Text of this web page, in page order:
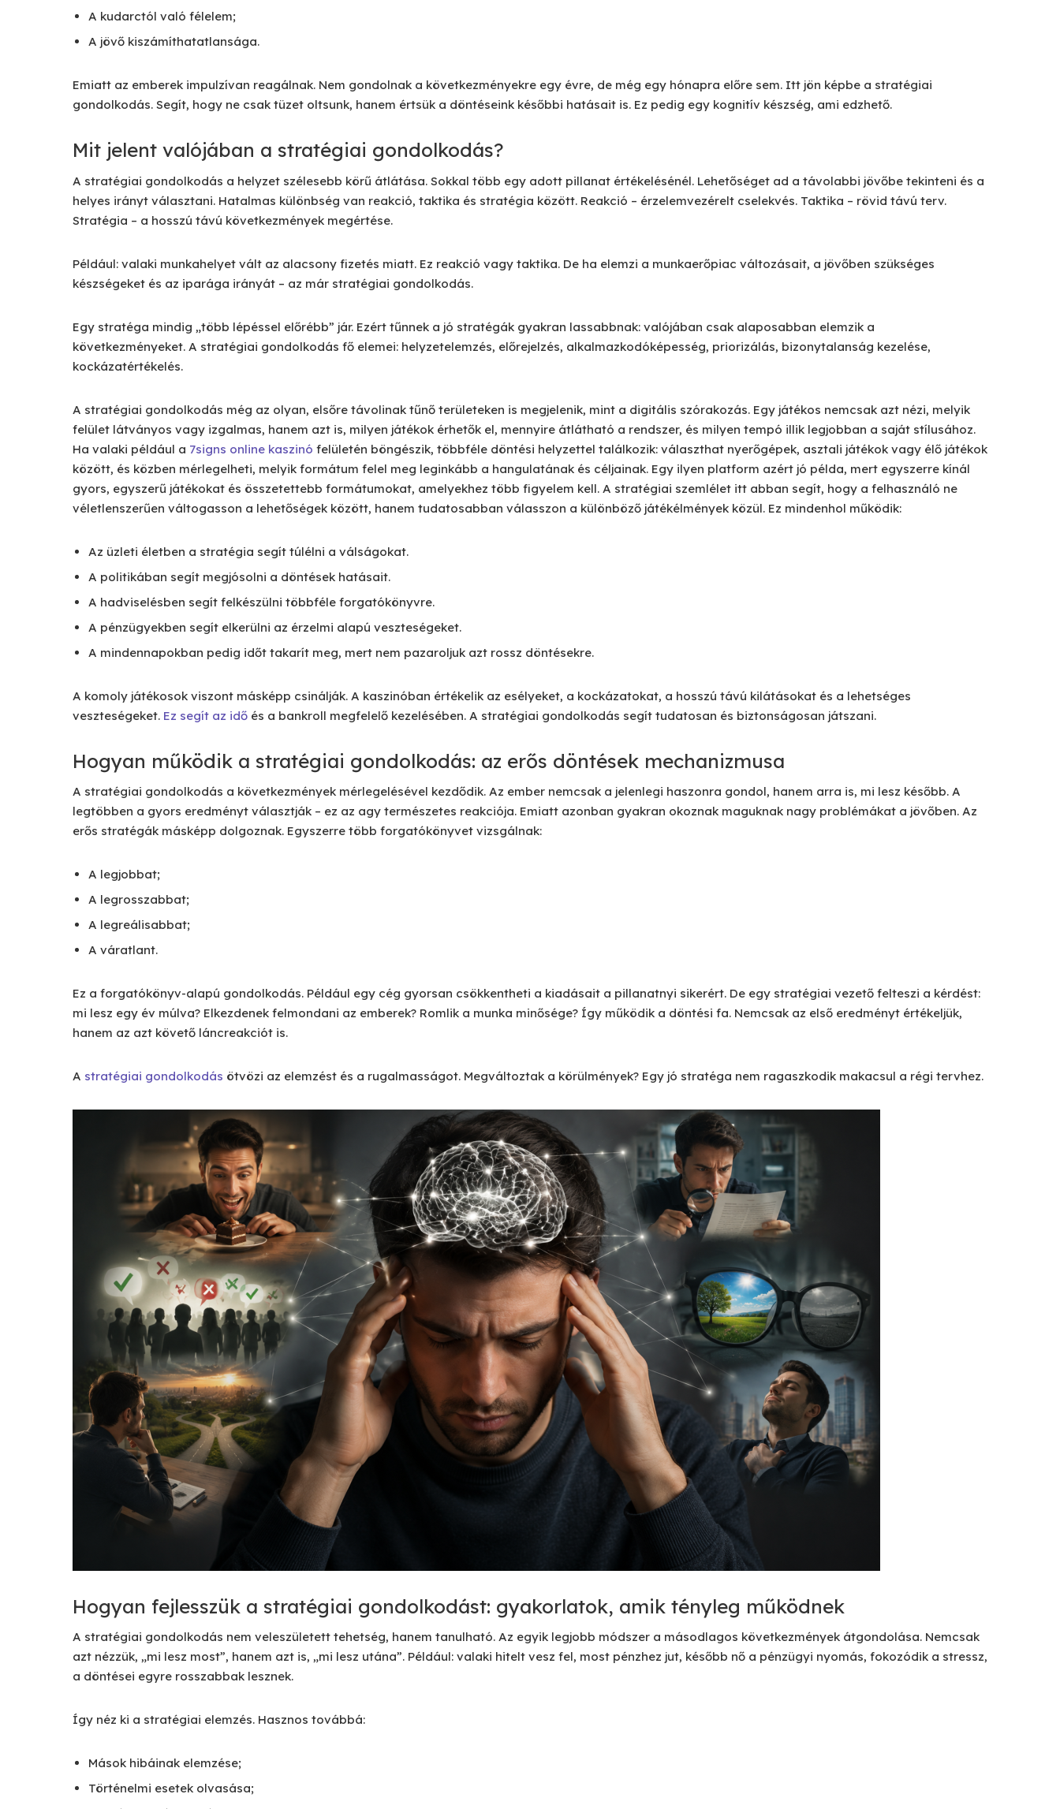
A kudarctól való félelem;
A jövő kiszámíthatatlansága.
Emiatt az emberek impulzívan reagálnak. Nem gondolnak a következményekre egy évre, de még egy hónapra előre sem. Itt jön képbe a stratégiai
gondolkodás. Segít, hogy ne csak tüzet oltsunk, hanem értsük a döntéseink későbbi hatásait is. Ez pedig egy kognitív készség, ami edzhető.
Mit jelent valójában a stratégiai gondolkodás?
A stratégiai gondolkodás a helyzet szélesebb körű átlátása. Sokkal több egy adott pillanat értékelésénél. Lehetőséget ad a távolabbi jövőbe tekinteni és a
helyes irányt választani. Hatalmas különbség van reakció, taktika és stratégia között. Reakció – érzelemvezérelt cselekvés. Taktika – rövid távú terv.
Stratégia – a hosszú távú következmények megértése.
Például: valaki munkahelyet vált az alacsony fizetés miatt. Ez reakció vagy taktika. De ha elemzi a munkaerőpiac változásait, a jövőben szükséges
készségeket és az iparága irányát – az már stratégiai gondolkodás.
Egy stratéga mindig „több lépéssel előrébb” jár. Ezért tűnnek a jó stratégák gyakran lassabbnak: valójában csak alaposabban elemzik a
következményeket. A stratégiai gondolkodás fő elemei: helyzetelemzés, előrejelzés, alkalmazkodóképesség, priorizálás, bizonytalanság kezelése,
kockázatértékelés.
A stratégiai gondolkodás még az olyan, elsőre távolinak tűnő területeken is megjelenik, mint a digitális szórakozás. Egy játékos nemcsak azt nézi, melyik
felület látványos vagy izgalmas, hanem azt is, milyen játékok érhetők el, mennyire átlátható a rendszer, és milyen tempó illik legjobban a saját stílusához.
Ha valaki például a 7signs online kaszinó felületén böngészik, többféle döntési helyzettel találkozik: választhat nyerőgépek, asztali játékok vagy élő játékok
között, és közben mérlegelheti, melyik formátum felel meg leginkább a hangulatának és céljainak. Egy ilyen platform azért jó példa, mert egyszerre kínál
gyors, egyszerű játékokat és összetettebb formátumokat, amelyekhez több figyelem kell. A stratégiai szemlélet itt abban segít, hogy a felhasználó ne
véletlenszerűen váltogasson a lehetőségek között, hanem tudatosabban válasszon a különböző játékélmények közül. Ez mindenhol működik:
Az üzleti életben a stratégia segít túlélni a válságokat.
A politikában segít megjósolni a döntések hatásait.
A hadviselésben segít felkészülni többféle forgatókönyvre.
A pénzügyekben segít elkerülni az érzelmi alapú veszteségeket.
A mindennapokban pedig időt takarít meg, mert nem pazaroljuk azt rossz döntésekre.
A komoly játékosok viszont másképp csinálják. A kaszinóban értékelik az esélyeket, a kockázatokat, a hosszú távú kilátásokat és a lehetséges
veszteségeket. Ez segít az idő és a bankroll megfelelő kezelésében. A stratégiai gondolkodás segít tudatosan és biztonságosan játszani.
Hogyan működik a stratégiai gondolkodás: az erős döntések mechanizmusa
A stratégiai gondolkodás a következmények mérlegelésével kezdődik. Az ember nemcsak a jelenlegi haszonra gondol, hanem arra is, mi lesz később. A
legtöbben a gyors eredményt választják – ez az agy természetes reakciója. Emiatt azonban gyakran okoznak maguknak nagy problémákat a jövőben. Az
erős stratégák másképp dolgoznak. Egyszerre több forgatókönyvet vizsgálnak:
A legjobbat;
A legrosszabbat;
A legreálisabbat;
A váratlant.
Ez a forgatókönyv-alapú gondolkodás. Például egy cég gyorsan csökkentheti a kiadásait a pillanatnyi sikerért. De egy stratégiai vezető felteszi a kérdést:
mi lesz egy év múlva? Elkezdenek felmondani az emberek? Romlik a munka minősége? Így működik a döntési fa. Nemcsak az első eredményt értékeljük,
hanem az azt követő láncreakciót is.
A stratégiai gondolkodás ötvözi az elemzést és a rugalmasságot. Megváltoztak a körülmények? Egy jó stratéga nem ragaszkodik makacsul a régi tervhez.
Hogyan fejlesszük a stratégiai gondolkodást: gyakorlatok, amik tényleg működnek
A stratégiai gondolkodás nem veleszületett tehetség, hanem tanulható. Az egyik legjobb módszer a másodlagos következmények átgondolása. Nemcsak
azt nézzük, „mi lesz most”, hanem azt is, „mi lesz utána”. Például: valaki hitelt vesz fel, most pénzhez jut, később nő a pénzügyi nyomás, fokozódik a stressz,
a döntései egyre rosszabbak lesznek.
Így néz ki a stratégiai elemzés. Hasznos továbbá:
Mások hibáinak elemzése;
Történelmi esetek olvasása;